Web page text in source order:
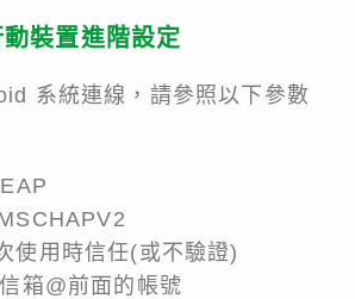
裝置進階設定
系統連線，請參照以下參數
使用時信任(或不驗證)
箱@前面的帳號